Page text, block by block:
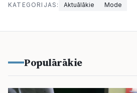
KATEGORIJAS: Aktuālākie Mode
Populārākie